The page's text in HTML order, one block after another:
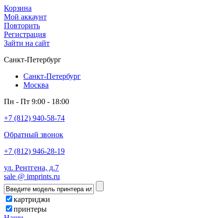
Корзина
Мой аккаунт
Повторить
Регистрация
Зайти на сайт
Санкт-Петербург
Санкт-Петербург
Москва
Пн - Пт 9:00 - 18:00
+7 (812) 940-58-74
Обратный звонок
+7 (812) 946-28-19
ул. Рентгена, д.7
sale @ imprints.ru
картриджи
принтеры